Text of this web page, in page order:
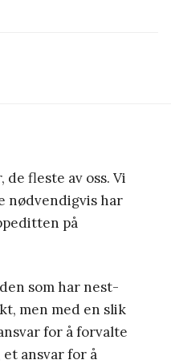
fleste av oss. Vi
nødvendigvis har
på
som har nest-
men med en slik
for å forvalte
et ansvar for å